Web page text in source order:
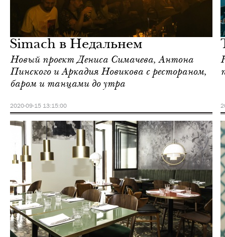
Simach в Недальнем
Новый проект Дениса Симачева, Антона
Пинского и Аркадия Новикова с рестораном,
баром и танцами до утра
2020-09-15 13:15:00